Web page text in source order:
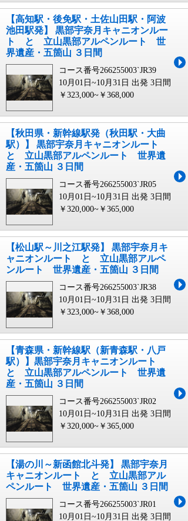
【高知駅・後免駅・土佐山田駅・阿波
池田駅発】 黒部宇奈月キャニオンルー
ト と 立山黒部アルペンルート 世
界遺産・五箇山 ３日間
コース番号266255003`JR39
10月01日~10月31日 出発 3日間
￥323,000~￥368,000
【秋田県・新幹線駅発（秋田駅・大曲
駅）】 黒部宇奈月キャニオンルート
と 立山黒部アルペンルート 世界遺
産・五箇山 ３日間
コース番号266255003`JR05
10月01日~10月31日 出発 3日間
￥320,000~￥365,000
【松山駅～川之江駅発】 黒部宇奈月キ
ャニオンルート と 立山黒部アルペ
ンルート 世界遺産・五箇山 ３日間
コース番号266255003`JR38
10月01日~10月31日 出発 3日間
￥323,000~￥368,000
【青森県・新幹線駅（新青森駅・八戸
駅）】黒部宇奈月キャニオンルート
と 立山黒部アルペンルート 世界遺
産・五箇山 ３日間
コース番号266255003`JR02
10月01日~10月31日 出発 3日間
￥320,000~￥365,000
【湯の川～新函館北斗発】 黒部宇奈月
キャニオンルート と 立山黒部アル
ペンルート 世界遺産・五箇山 ３日間
コース番号266255003`JR01
10月01日~10月31日 出発 3日間